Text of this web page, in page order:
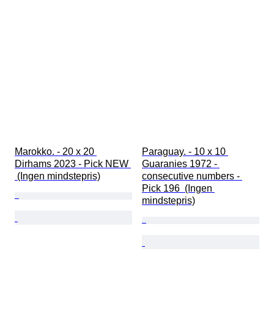
Marokko. - 20 x 20
Dirhams 2023 - Pick NEW
(Ingen mindstepris)
Paraguay. - 10 x 10
Guaranies 1972 -
consecutive numbers -
Pick 196  (Ingen
mindstepris)